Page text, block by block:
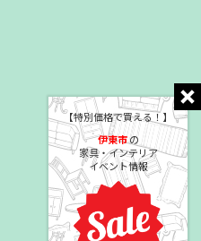
【特別価格で買える！】
伊東市の
家具・インテリア
イベント情報